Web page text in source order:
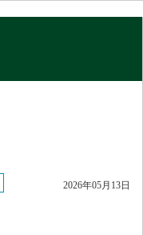
2026年05月13日